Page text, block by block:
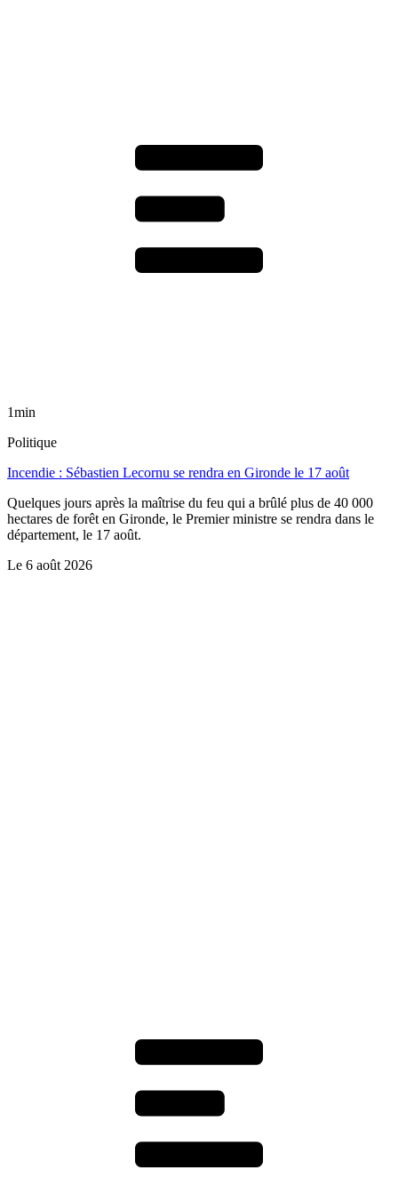
1min
Politique
Incendie : Sébastien Lecornu se rendra en Gironde le 17 août
Quelques jours après la maîtrise du feu qui a brûlé plus de 40 000
hectares de forêt en Gironde, le Premier ministre se rendra dans le
département, le 17 août.
Le 6 août 2026